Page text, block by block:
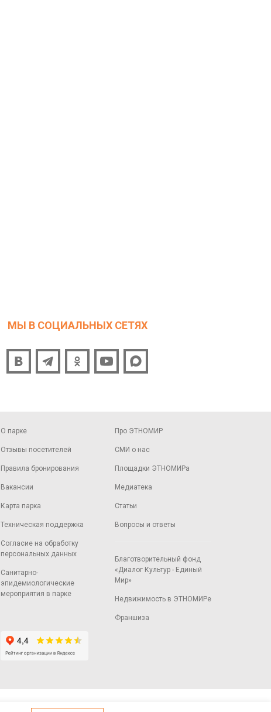
МЫ В СОЦИАЛЬНЫХ СЕТЯХ
О парке
Отзывы посетителей
Правила бронирования
Вакансии
Карта парка
Техническая поддержка
Согласие на обработку
персональных данных
Санитарно-
эпидемиологические
мероприятия в парке
Про ЭТНОМИР
СМИ о нас
Площадки ЭТНОМИРа
Медиатека
Статьи
Вопросы и ответы
Благотворительный фонд
«Диалог Культур - Единый
Мир»
Недвижимость в ЭТНОМИРе
Франшиза